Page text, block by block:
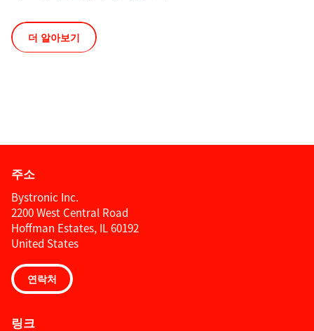
더 알아보기
주소
Bystronic Inc.
2200 West Central Road
Hoffman Estates, IL 60192
United States
연락처
링크